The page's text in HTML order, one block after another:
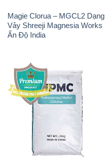
Magie Clorua – MGCL2 Dạng
Vảy Shreeji Magnesia Works
Ấn Độ India